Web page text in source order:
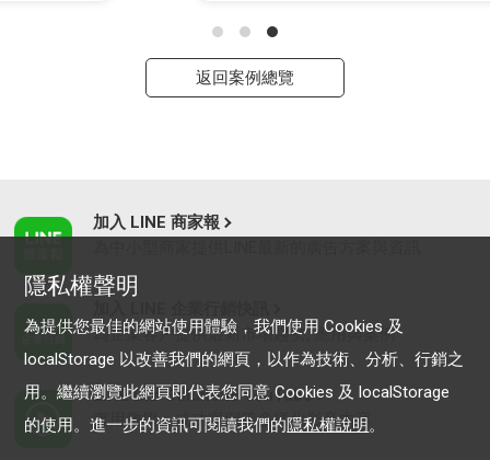
返回案例總覽
加入 LINE 商家報
為企業客戶提供最新市場趨勢, 應用與案例
LINE Biz-Solutions YouTube
實用教學、成功案例等多樣化影音內容
隱私權聲明
為提供您最佳的網站使用體驗，我們使用 Cookies 及
localStorage 以改善我們的網頁，以作為技術、分析、行銷之
用。繼續瀏覽此網頁即代表您同意 Cookies 及 localStorage
的使用。進一步的資訊可閱讀我們的隱私權說明。